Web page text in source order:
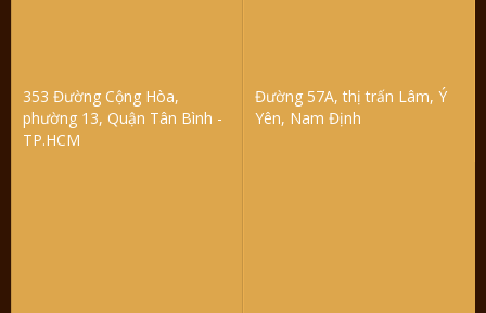
353 Đường Cộng Hòa,
phường 13, Quận Tân Bình -
TP.HCM
Đường 57A, thị trấn Lâm, Ý
Yên, Nam Định